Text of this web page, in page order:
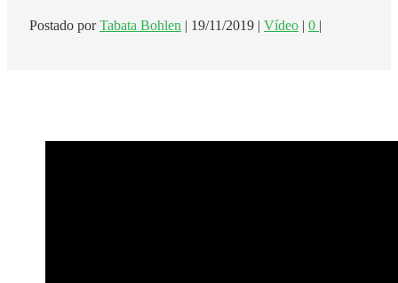
Postado porTabata Bohlen | 19/11/2019 | Vídeo | 0 |